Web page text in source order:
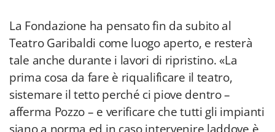
La Fondazione ha pensato fin da subito al
Teatro Garibaldi come luogo aperto, e resterà
tale anche durante i lavori di ripristino. «La
prima cosa da fare è riqualificare il teatro,
sistemare il tetto perché ci piove dentro –
afferma Pozzo – e verificare che tutti gli impianti